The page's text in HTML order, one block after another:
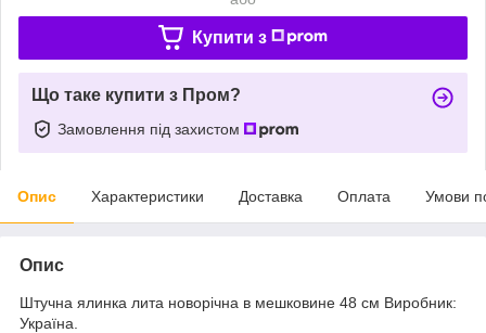
Купити з
Що таке купити з Пром?
Замовлення під захистом
Опис Характеристики Доставка Оплата Умови
Опис
Штучна ялинка лита новорічна в мешковине 48 см Виробник:
Україна.